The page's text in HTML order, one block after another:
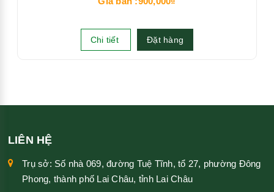
Chi tiết Đặt hàng
LIÊN HỆ
Trụ sở: Số nhà 069, đường Tuệ Tĩnh, tổ 27, phường Đông
Phong, thành phố Lai Châu, tỉnh Lai Châu